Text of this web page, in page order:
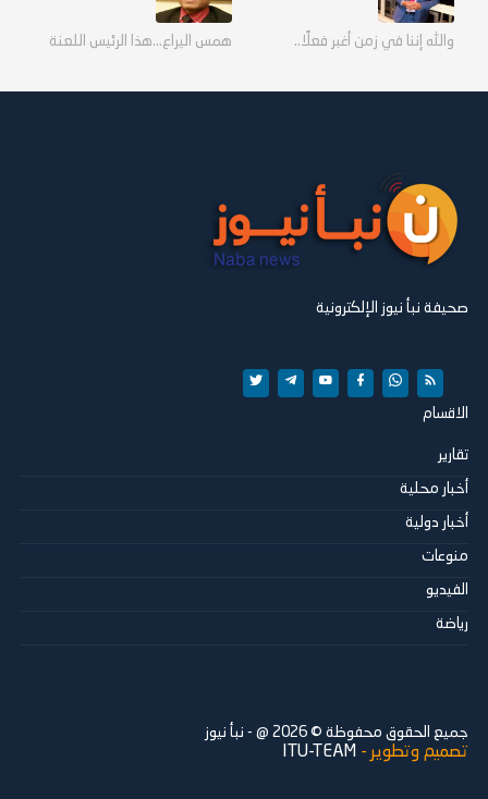
والله إننا في زمن أغبر فعلًا.. همس اليراع...هذا الرئيس اللعنة
صحيفة نبأ نيوز الإلكترونية
الاقسام
تقارير
أخبار محلية
أخبار دولية
منوعات
الفيديو
رياضة
جميع الحقوق محفوظة © 2026 @ - نبأ نيوز
تصميم وتطوير - ITU-TEAM